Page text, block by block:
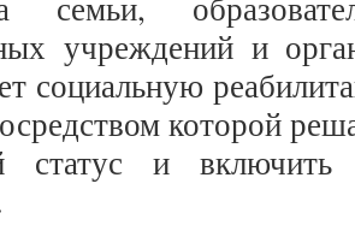
семьи,
учреждений и
социальную
которой
статус и